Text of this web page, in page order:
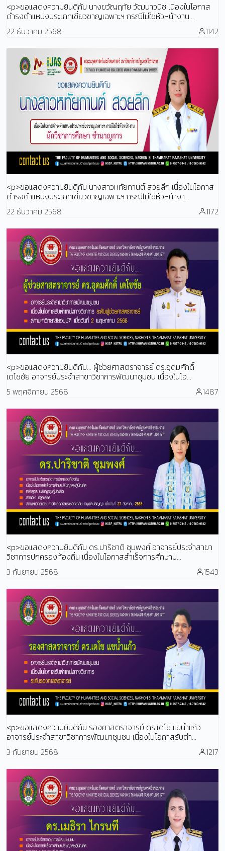
<p>ขอแสดงความยินดีกับ นางขวัญฤทัย วัฒนาวนิช เนื่องในโอกาส
ดำรงตำแหน่งประเภทเชี่ยวชาญเฉพาะฯ กรณีไม่ใช่หัวหน้างาน...
22 ธันวาคม 2568
1142
<p>ขอแสดงความยินดีกับ นางสาวหทัยกานต์ สวยลึก เนื่องในโอกาส
ดำรงตำแหน่งประเภทเชี่ยวชาญเฉพาะฯ กรณีไม่ใช่หัวหน้างา...
22 ธันวาคม 2568
1172
<p>ขอแสดงความยินดีกับ... ผู้ช่วยศาสตราจารย์ ดร.อุดมศักดิ์
เดโชชัย อาจารย์ประจำสาขาวิชาการพัฒนาชุมชน เนื่องในโอ...
5 พฤศจิกายน 2568
1487
<p>ขอแสดงความยินดีกับ ดร.ปาริชาติ ชุมพงศ์ อาจารย์ประจำสาขา
วิชาการปกครองท้องถิ่น เนื่องในโอกาสสำเร็จการศึกษาป...
3 กันยายน 2568
1543
<p>ขอแสดงความยินดีกับ รองศาสตราจารย์ ดร.เดโช แขน้ำแก้ว
อาจารย์ประจำสาขาวิชาการพัฒนาชุมชน เนื่องในโอกาสรับตำ...
3 กันยายน 2568
1217